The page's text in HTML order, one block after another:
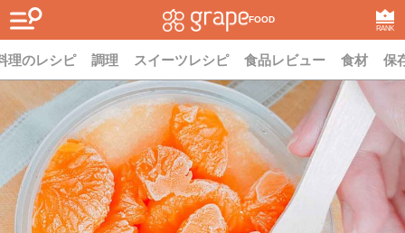
FOOD
RANK
理のレシピ 調理 スイーツレシピ 食品レビュー 食材 保